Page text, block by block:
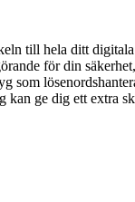
till hela ditt
för din
som
kan ge dig ett extra